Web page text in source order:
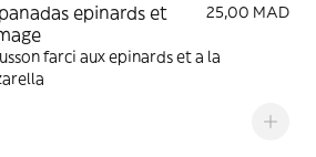
epinards et
25,00 MAD
farci aux epinards et a la